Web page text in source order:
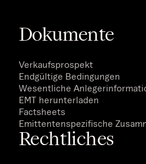
Dokumente
Verkaufsprospekt
Endgültige Bedingungen
Wesentliche
EMT herunterladen
Factsheets
Emittentenspezifische
Rechtliches